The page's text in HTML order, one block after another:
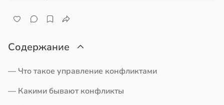
Содержание
— Что такое управление конфликтами
— Какими бывают конфликты